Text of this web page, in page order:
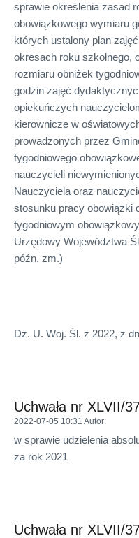
sprawie określenia zasad
obowiązkowego wymiaru
których ustalony plan
okresach roku szkolnego,
rozmiaru obniżek
godzin zajęć
opiekuńczych
kierownicze w
prowadzonych przez
tygodniowego
nauczycieli
Nauczyciela oraz
stosunku pracy obowiązki
tygodniowym
Urzędowy Województwa
późn. zm.)
Dz. U. Woj. Śl. z 2022, z
Uchwała nr XLVII/
2022-07-05 10:31 Autor:
w sprawie udzielenia
za rok 2021
Uchwała nr XLVII/